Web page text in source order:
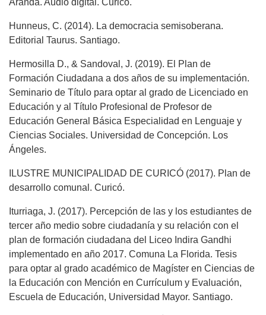
Aranda. Audio digital. Curicó.
Hunneus, C. (2014). La democracia semisoberana.
Editorial Taurus. Santiago.
Hermosilla D., & Sandoval, J. (2019). El Plan de
Formación Ciudadana a dos años de su implementación.
Seminario de Título para optar al grado de Licenciado en
Educación y al Título Profesional de Profesor de
Educación General Básica Especialidad en Lenguaje y
Ciencias Sociales. Universidad de Concepción. Los
Ángeles.
ILUSTRE MUNICIPALIDAD DE CURICÓ (2017). Plan de
desarrollo comunal. Curicó.
Iturriaga, J. (2017). Percepción de las y los estudiantes de
tercer año medio sobre ciudadanía y su relación con el
plan de formación ciudadana del Liceo Indira Gandhi
implementado en año 2017. Comuna La Florida. Tesis
para optar al grado académico de Magíster en Ciencias de
la Educación con Mención en Currículum y Evaluación,
Escuela de Educación, Universidad Mayor. Santiago.